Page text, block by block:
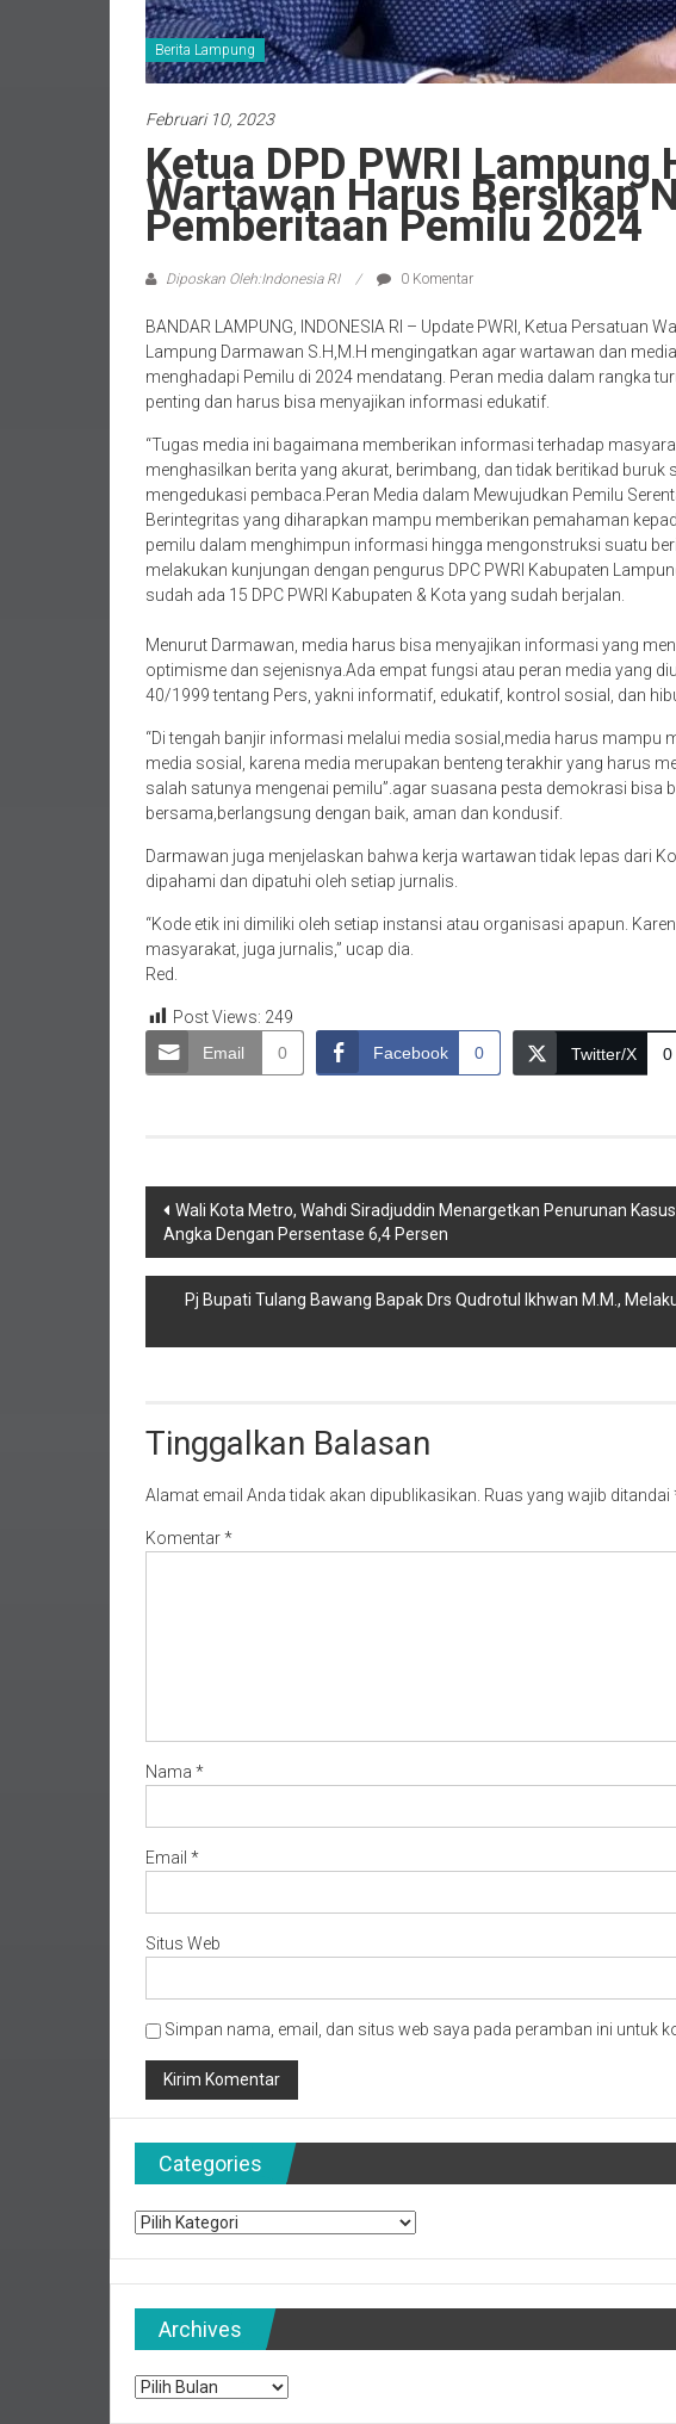
Berita Lampung
Februari 10, 2023
Ketua DPD PWRI Lampung
Wartawan Harus Bersikap
Pemberitaan Pemilu 2024
Diposkan Oleh:Indonesia RI 0 Komentar
BANDAR LAMPUNG, INDONESIA RI – Update PWRI, Ketua Persatuan
Lampung Darmawan S.H,M.H mengingatkan agar wartawan dan
menghadapi Pemilu di 2024 mendatang. Peran media dalam rangka
penting dan harus bisa menyajikan informasi edukatif.
“Tugas media ini bagaimana memberikan informasi terhadap
menghasilkan berita yang akurat, berimbang, dan tidak beritikad
mengedukasi pembaca.Peran Media dalam Mewujudkan Pemilu
Berintegritas yang diharapkan mampu memberikan pemahaman
pemilu dalam menghimpun informasi hingga mengonstruksi suatu
melakukan kunjungan dengan pengurus DPC PWRI Kabupaten
sudah ada 15 DPC PWRI Kabupaten & Kota yang sudah berjalan.
Menurut Darmawan, media harus bisa menyajikan informasi yang
optimisme dan sejenisnya.Ada empat fungsi atau peran media yang
40/1999 tentang Pers, yakni informatif, edukatif, kontrol sosial, dan
“Di tengah banjir informasi melalui media sosial,media harus mampu
media sosial, karena media merupakan benteng terakhir yang harus
salah satunya mengenai pemilu”.agar suasana pesta demokrasi bisa
bersama,berlangsung dengan baik, aman dan kondusif.
Darmawan juga menjelaskan bahwa kerja wartawan tidak lepas dari
dipahami dan dipatuhi oleh setiap jurnalis.
“Kode etik ini dimiliki oleh setiap instansi atau organisasi apapun.
masyarakat, juga jurnalis,” ucap dia.
Red.
Post Views: 249
Email
0 Facebook 0 Twitter/X 0
Navigasi
pos
Wali Kota Metro, Wahdi Siradjuddin Menargetkan Penurunan
Angka Dengan Persentase 6,4 Persen
Pj Bupati Tulang Bawang Bapak Drs Qudrotul Ikhwan M.M.,
Tinggalkan Balasan
Alamat email Anda tidak akan dipublikasikan. Ruas yang wajib ditandai
Komentar*
Nama *
Email *
Situs Web
Simpan nama, email, dan situs web saya pada peramban ini untuk
Categories
Categories
Archives
Archives